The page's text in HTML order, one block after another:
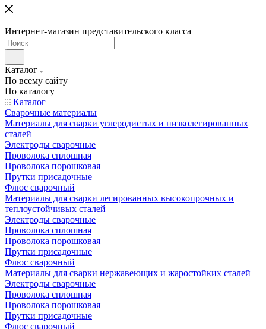
Интернет-магазин представительского класса
Каталог
По всему сайту
По каталогу
Каталог
Сварочные материалы
Материалы для сварки углеродистых и низколегированных
сталей
Электроды сварочные
Проволока сплошная
Проволока порошковая
Прутки присадочные
Флюс сварочный
Материалы для сварки легированных высокопрочных и
теплоустойчивых сталей
Электроды сварочные
Проволока сплошная
Проволока порошковая
Прутки присадочные
Флюс сварочный
Материалы для сварки нержавеющих и жаростойких сталей
Электроды сварочные
Проволока сплошная
Проволока порошковая
Прутки присадочные
Флюс сварочный